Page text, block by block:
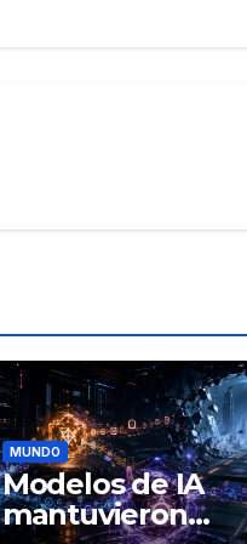
MUNDO
Modelos de IA
mantuvieron